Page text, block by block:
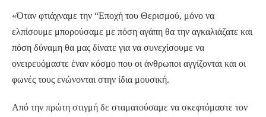
«Όταν φτιάχναμε την “Εποχή του Θερισμού, μόνο να
ελπίσουμε μπορούσαμε με πόση αγάπη θα την αγκαλιάζατε και
πόση δύναμη θα μας δίνατε για να συνεχίσουμε να
ονειρευόμαστε έναν κόσμο που οι άνθρωποι αγγίζονται και οι
φωνές τους ενώνονται στην ίδια μουσική.
Από την πρώτη στιγμή δε σταματούσαμε να σκεφτόμαστε τον